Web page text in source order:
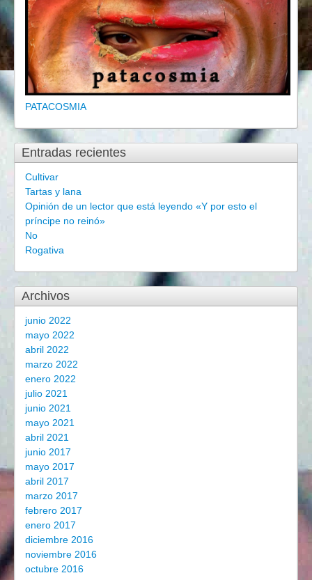
PATACOSMIA
Entradas recientes
Cultivar
Tartas y lana
Opinión de un lector que está leyendo «Y por esto el
príncipe no reinó»
No
Rogativa
Archivos
junio 2022
mayo 2022
abril 2022
marzo 2022
enero 2022
julio 2021
junio 2021
mayo 2021
abril 2021
junio 2017
mayo 2017
abril 2017
marzo 2017
febrero 2017
enero 2017
diciembre 2016
noviembre 2016
octubre 2016